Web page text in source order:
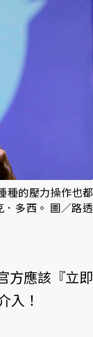
種的壓力操作也都
多西。 圖／路透
方應該『立即
入！